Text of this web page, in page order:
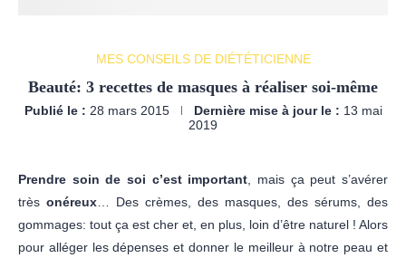
MES CONSEILS DE DIÉTÉTICIENNE
Beauté: 3 recettes de masques à réaliser soi-même
Publié le : 28 mars 2015 Dernière mise à jour le : 13 mai
2019
Prendre soin de soi c’est important, mais ça peut s’avérer
très onéreux… Des crèmes, des masques, des sérums, des
gommages: tout ça est cher et, en plus, loin d’être naturel ! Alors
pour alléger les dépenses et donner le meilleur à notre peau et